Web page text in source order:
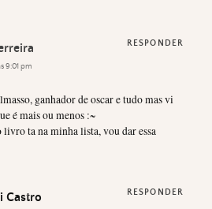
9:01 pm
ganhador de oscar e tudo mas vi
é mais ou menos :~
ta na minha lista, vou dar essa
RESPONDER
Castro RESPONDER